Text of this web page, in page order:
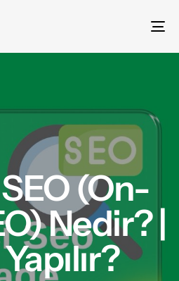
(On-
Nedir? |